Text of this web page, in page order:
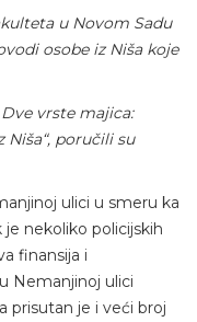
u Novom Sadu
osobe iz Niša koje
vrste majica:
Niša“, poručili su
ulici u smeru ka
nekoliko policijskih
finansija i
Nemanjinoj ulici
prisutan je i veći broj